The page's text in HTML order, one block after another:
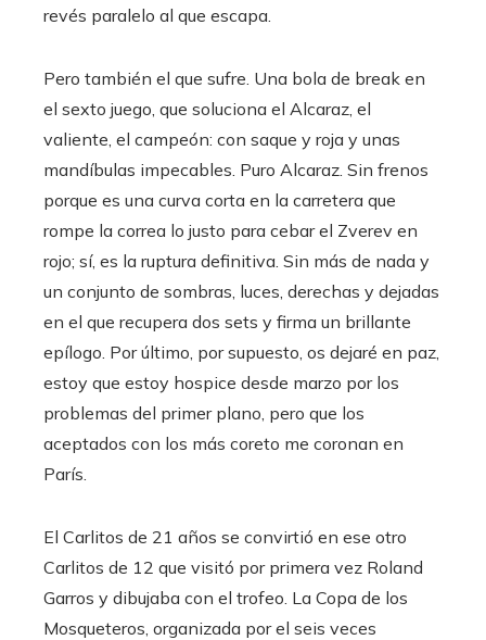
revés paralelo al que escapa.
Pero también el que sufre. Una bola de break en
el sexto juego, que soluciona el Alcaraz, el
valiente, el campeón: con saque y roja y unas
mandíbulas impecables. Puro Alcaraz. Sin frenos
porque es una curva corta en la carretera que
rompe la correa lo justo para cebar el Zverev en
rojo; sí, es la ruptura definitiva. Sin más de nada y
un conjunto de sombras, luces, derechas y dejadas
en el que recupera dos sets y firma un brillante
epílogo. Por último, por supuesto, os dejaré en paz,
estoy que estoy hospice desde marzo por los
problemas del primer plano, pero que los
aceptados con los más coreto me coronan en
París.
El Carlitos de 21 años se convirtió en ese otro
Carlitos de 12 que visitó por primera vez Roland
Garros y dibujaba con el trofeo. La Copa de los
Mosqueteros, organizada por el seis veces